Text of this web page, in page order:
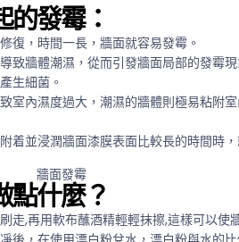
發霉：
復，時間一長，牆面就容易發霉。
致牆體潮濕，從而引發牆面局部的發霉現
生細菌。
室內濕度過大，潮濕的牆體則極易粘附
着並浸潤牆面漆膜表面比較長的時間時
點什麼？
,再用軟布蘸酒精輕輕抹擦,這樣可以使